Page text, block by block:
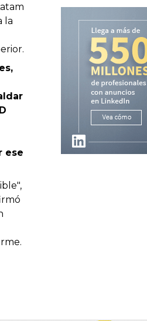
la
ese